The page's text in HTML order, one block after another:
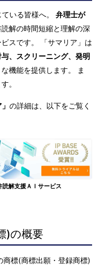
いる皆様へ。 弁理士が
解の時間短縮と理解の深
スです。 「サマリア」は
、スクリーニング、発明
機能を提供します。 ま
。
の詳細は、以下をご覧く
読解支援ＡＩサービス
)の概要
標(商標出願・登録商標)